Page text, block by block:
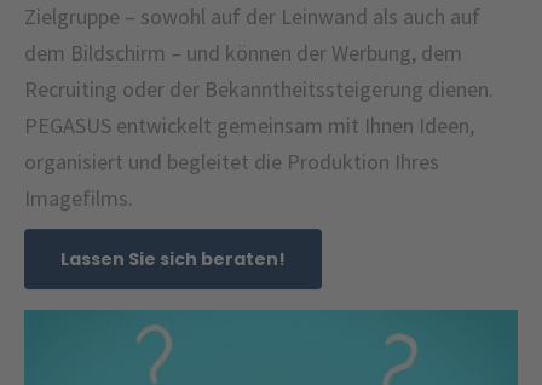
Zielgruppe – sowohl auf der Leinwand als auch auf
dem Bildschirm – und können der Werbung, dem
Recruiting oder der Bekanntheitssteigerung dienen.
PEGASUS entwickelt gemeinsam mit Ihnen Ideen,
organisiert und begleitet die Produktion Ihres
Imagefilms.
Lassen Sie sich beraten!